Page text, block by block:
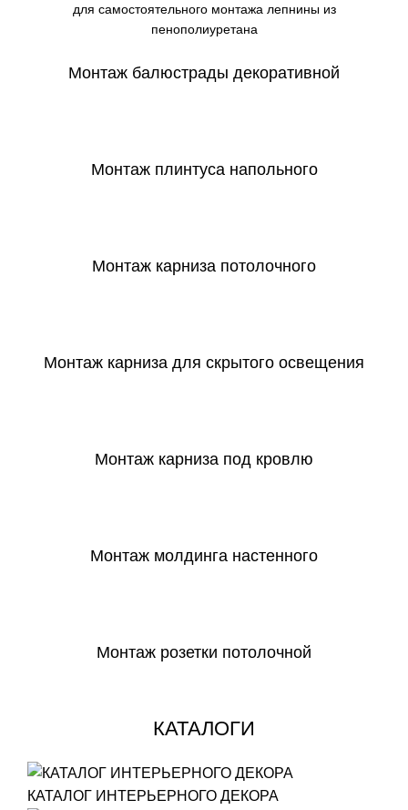
для самостоятельного монтажа лепнины из
пенополиуретана
Монтаж балюстрады декоративной
Монтаж плинтуса напольного
Монтаж карниза потолочного
Монтаж карниза для скрытого освещения
Монтаж карниза под кровлю
Монтаж молдинга настенного
Монтаж розетки потолочной
КАТАЛОГИ
КАТАЛОГ ИНТЕРЬЕРНОГО ДЕКОРА